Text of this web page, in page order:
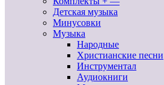
Детская музыка
Минусовки
Музыка
Народные
Христианские песни
Инструментал
Аудиокниги